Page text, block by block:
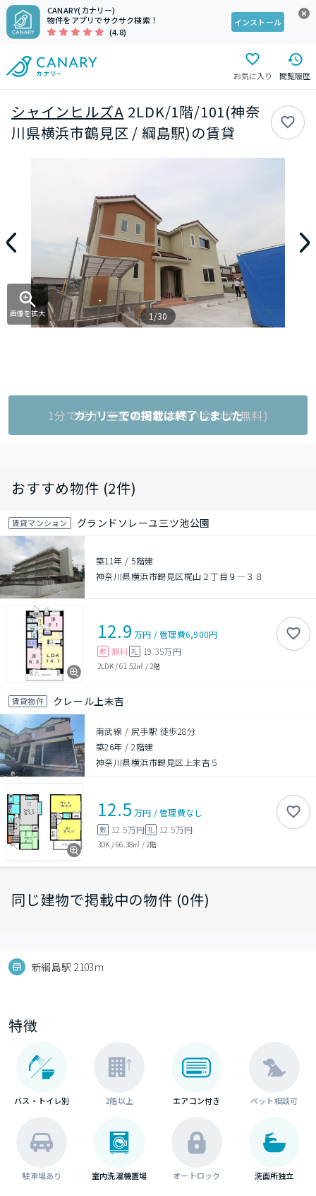
CANARY(カナリー)
物件をアプリでサクサク検索！
(4.8)
インストール
お気に入り 閲覧履歴
シャインヒルズA 2LDK/1階/101(神奈
川県横浜市鶴見区 / 綱島駅)の賃貸
画像を拡大 1/30
1分で完了!空室状況をお問い合わせ(無料)
カナリーでの掲載は終了しました
おすすめ物件 (2件)
賃貸マンション グランドソレーユ三ツ池公園
築11年 /5階建
神奈川県横浜市鶴見区梶山２丁目９―３８
12.9 万円 /管理費6,900円
敷 無料 礼 19.35万円
2LDK/61.52㎡ / 2階
賃貸物件 クレール上末吉
南武線 / 尻手駅 徒歩28分
築26年 /2階建
神奈川県横浜市鶴見区上末吉５
12.5 万円 /管理費なし
敷 12.5万円 礼 12.5万円
3DK /66.38㎡ / 2階
同じ建物で掲載中の物件 (0件)
新綱島駅 2103m
特徴
バス・トイレ別 2階以上 エアコン付き ペット相談可
駐車場あり 室内洗濯機置場 オートロック 洗面所独立